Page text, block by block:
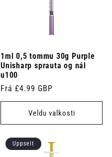
1ml 0,5 tommu 30g Purple
Unisharp sprauta og nál
u100
Venjulegt
verð
Frá £4.99 GBP
Veldu valkosti
Uppselt